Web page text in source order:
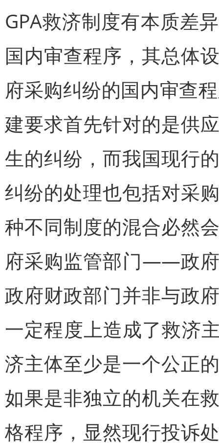
GPA救济制度有本质差
国内审查程序，其总体
府采购纠纷的国内审查
建要求首先针对的是供
生的纠纷，而我国现行
纠纷的处理也包括对采
种不同制度的混合必然
府采购监管部门——政
政府财政部门并非与政
一定程度上造成了救济
济主体至少是一个公正
如果是非独立的机关在
格程序，显然现行投诉